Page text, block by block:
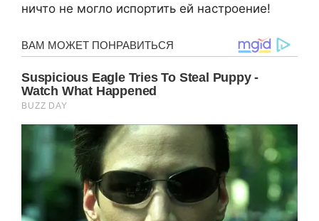
ничто не могло испортить ей настроение!